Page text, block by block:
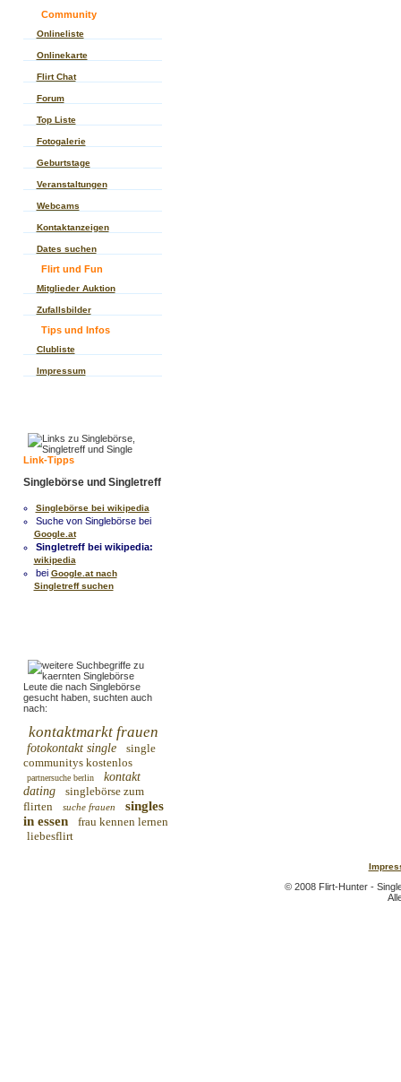
Community
Onlineliste
Onlinekarte
Flirt Chat
Forum
Top Liste
Fotogalerie
Geburtstage
Veranstaltungen
Webcams
Kontaktanzeigen
Dates suchen
Flirt und Fun
Mitglieder Auktion
Zufallsbilder
Tips und Infos
Clubliste
Impressum
Link-Tipps
Singlebörse und Singletreff
Singlebörse bei wikipedia
Suche von Singlebörse bei
Google.at
Singletreff bei wikipedia:
wikipedia
bei Google.at nach
Singletreff suchen
Leute die nach Singlebörse
gesucht haben, suchten auch
nach:
kontaktmarkt frauen
fotokontakt single
single
communitys kostenlos
partnersuche berlin
kontakt
dating
singlebörse zum
flirten
suche frauen
singles
in essen
frau kennen lernen
liebesflirt
© 2008 Flirt-Hunter -